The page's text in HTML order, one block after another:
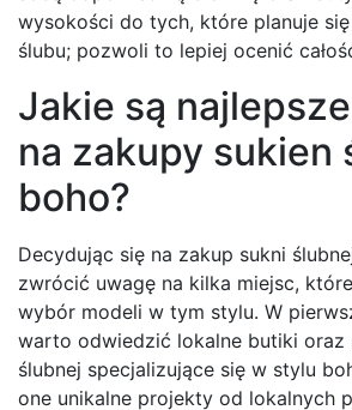
wysokości do tych, które planuje
ślubu; pozwoli to lepiej ocenić
Jakie są
na zakupy sukien
boho?
Decydując się na zakup sukni
zwrócić uwagę na kilka miejsc,
wybór modeli w tym stylu. W
warto odwiedzić lokalne butiki oraz
ślubnej specjalizujące się w stylu
one unikalne projekty od lokalnych